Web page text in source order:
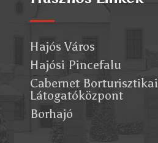
Hajós Város
Hajósi Pincefalu
Cabernet Borturisztikai
Látogatóközpont
Borhajó